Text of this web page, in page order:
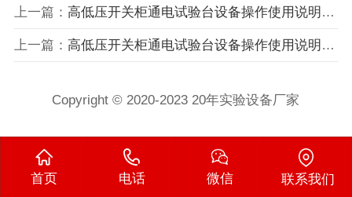
上一篇： 高低压开关柜通电试验台设备操作使用说明 下
上一篇： 高低压开关柜通电试验台设备操作使用说明 下
Copyright © 2020-2023 20年实验设备厂家
首页 电话 微信 联系我们